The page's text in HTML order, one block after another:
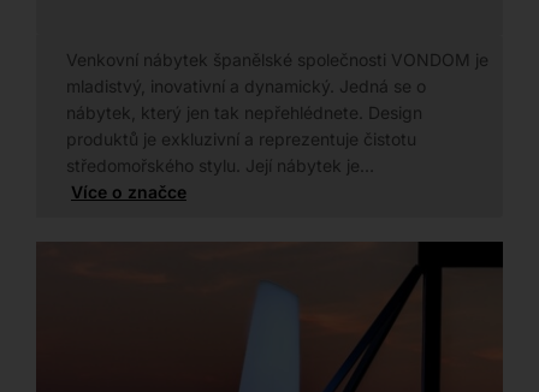
Venkovní nábytek španělské společnosti VONDOM je
mladistvý, inovativní a dynamický. Jedná se o
nábytek, který jen tak nepřehlédnete. Design
produktů je exkluzivní a reprezentuje čistotu
středomořského stylu. Její nábytek je…
Více o značce